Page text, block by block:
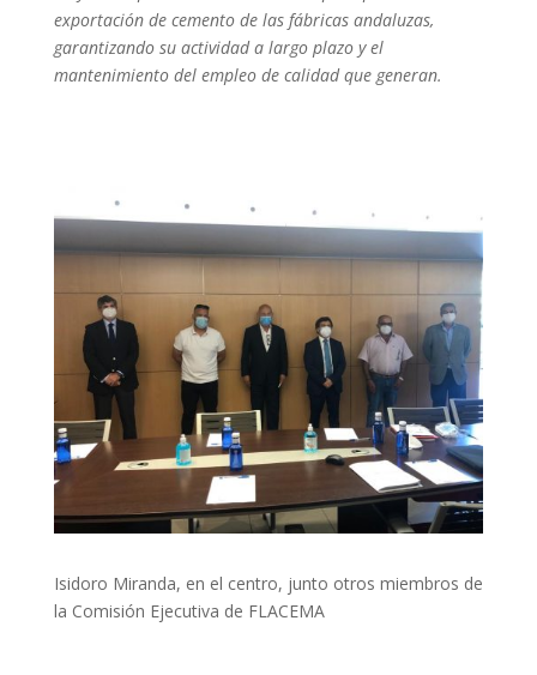
exportación de cemento de las fábricas andaluzas,
garantizando su actividad a largo plazo y el
mantenimiento del empleo de calidad que generan.
Isidoro Miranda, en el centro, junto otros miembros de
la Comisión Ejecutiva de FLACEMA